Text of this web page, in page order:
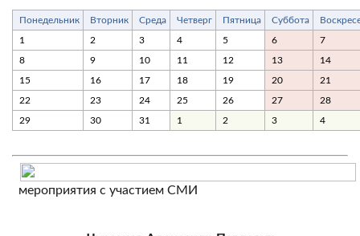
Понедельник Вторник Среда Четверг Пятница Суббота
1 2 3 4 5 6 7
8 9 10 11 12 13 14
15 16 17 18 19 20 21
22 23 24 25 26 27 28
29 30 31 1 2 3 4
мероприятия с участием СМИ